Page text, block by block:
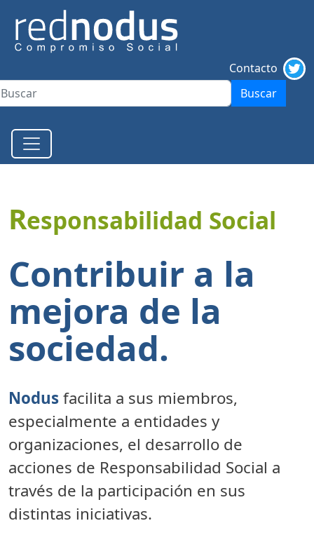
Contacto
Buscar
Responsabilidad Social
Contribuir a la
mejora de la
sociedad.
Nodusfacilita a sus miembros,
especialmente a entidades y
organizaciones, el desarrollo de
acciones de Responsabilidad Social a
través de la participación en sus
distintas iniciativas.